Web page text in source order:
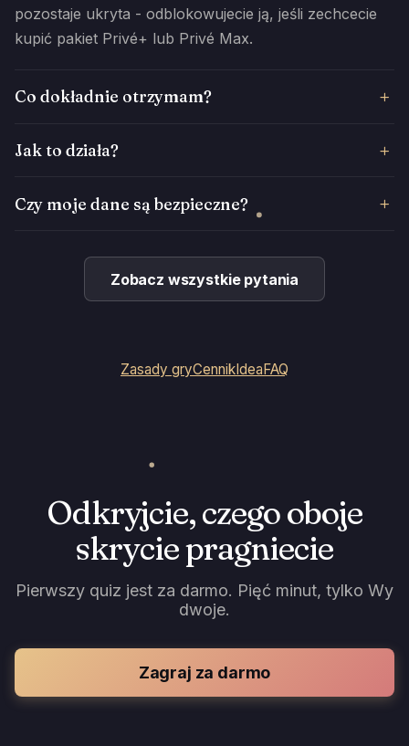
pozostaje ukryta - odblokowujecie ją, jeśli zechcecie
kupić pakiet Privé+ lub Privé Max.
Co dokładnie otrzymam?
Jak to działa?
Czy moje dane są bezpieczne?
Zobacz wszystkie pytania
Zasady gryCennik Idea FAQ
Odkryjcie, czego oboje
skrycie pragniecie
Pierwszy quiz jest za darmo. Pięć minut, tylko Wy
dwoje.
Zagraj za darmo